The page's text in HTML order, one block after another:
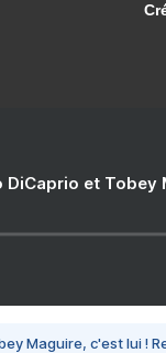
DiCaprio et
Maguire, c'est lui !